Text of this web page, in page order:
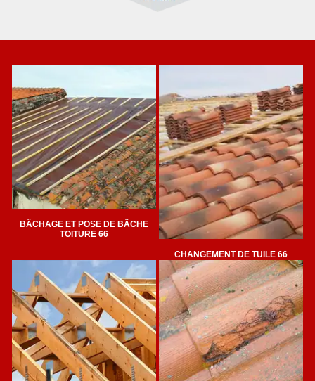
BÂCHAGE ET POSE DE BÂCHE
TOITURE 66
CHANGEMENT DE TUILE 66